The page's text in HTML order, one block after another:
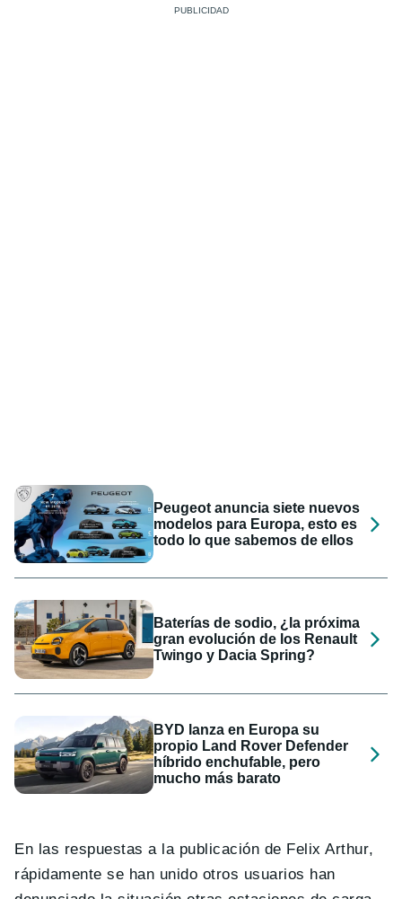
Peugeot anuncia siete nuevos
modelos para Europa, esto es
todo lo que sabemos de ellos
Baterías de sodio, ¿la próxima
gran evolución de los Renault
Twingo y Dacia Spring?
BYD lanza en Europa su
propio Land Rover Defender
híbrido enchufable, pero
mucho más barato
En las respuestas a la publicación de Felix Arthur,
rápidamente se han unido otros usuarios han